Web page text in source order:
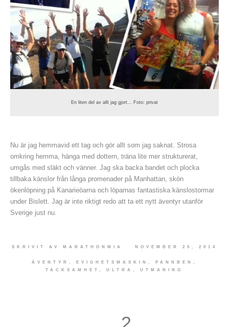
En liten del av allt jag gjort… Foto: privat
Nu är jag hemmavid ett tag och gör allt som jag saknat. Strosa
omkring hemma, hänga med dottern, träna lite mer strukturerat,
umgås med släkt och vänner. Jag ska backa bandet och plocka
tillbaka känslor från långa promenader på Manhattan, skön
ökenlöpning på Kanarieöarna och löparnas fantastiska känslostormar
under Bislett. Jag är inte riktigt redo att ta ett nytt äventyr utanför
Sverige just nu.
SKRIVIT AV MARATHONMIA NOVEMBER 25, 2014
ÄVENTYR, EVIGHETSMASKIN, PANNBEN,
TACKSAMHET,ULTRA,UTMANING